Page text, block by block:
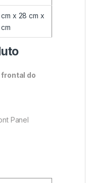
x 28 cm x
frontal do